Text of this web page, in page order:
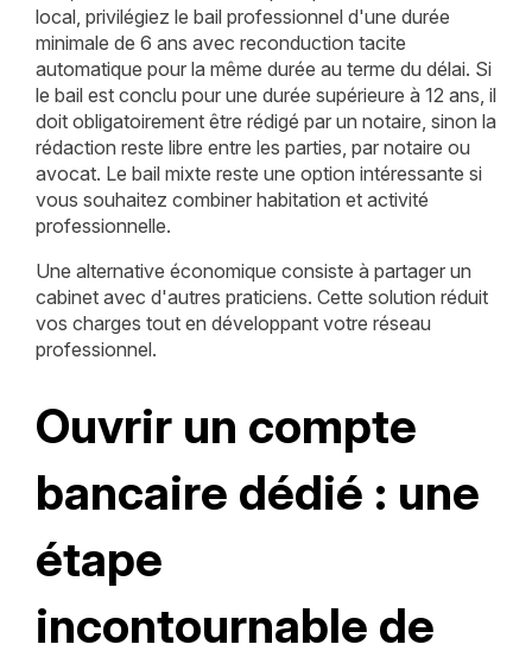
local, privilégiez le bail professionnel d'une durée
minimale de 6 ans avec reconduction tacite
automatique pour la même durée au terme du délai. Si
le bail est conclu pour une durée supérieure à 12 ans, il
doit obligatoirement être rédigé par un notaire, sinon la
rédaction reste libre entre les parties, par notaire ou
avocat. Le bail mixte reste une option intéressante si
vous souhaitez combiner habitation et activité
professionnelle.
Une alternative économique consiste à partager un
cabinet avec d'autres praticiens. Cette solution réduit
vos charges tout en développant votre réseau
professionnel.
Ouvrir un compte
bancaire dédié : une
étape
incontournable de